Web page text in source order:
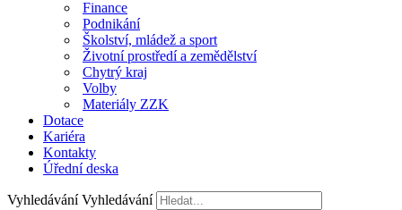
Finance
Podnikání
Školství, mládež a sport
Životní prostředí a zemědělství
Chytrý kraj
Volby
Materiály ZZK
Dotace
Kariéra
Kontakty
Úřední deska
Vyhledávání Vyhledávání